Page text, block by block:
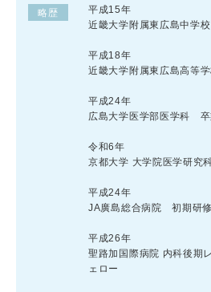
略歴
平成15年
近畿大学附属東広島中学
平成18年
近畿大学附属東広島高等
平成24年
広島大学医学部医学科 卒
令和6年
京都大学 大学院医学研究
平成24年
JA廣島総合病院 初期研
平成26年
聖路加国際病院 内科後期
ェロー